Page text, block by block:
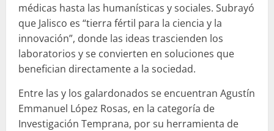
médicas hasta las humanísticas y sociales. Subrayó
que Jalisco es “tierra fértil para la ciencia y la
innovación”, donde las ideas trascienden los
laboratorios y se convierten en soluciones que
benefician directamente a la sociedad.
Entre las y los galardonados se encuentran Agustín
Emmanuel López Rosas, en la categoría de
Investigación Temprana, por su herramienta de